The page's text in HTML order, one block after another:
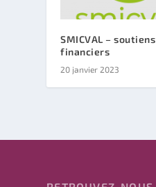
SMICVAL – soutiens
financiers
20 janvier 2023